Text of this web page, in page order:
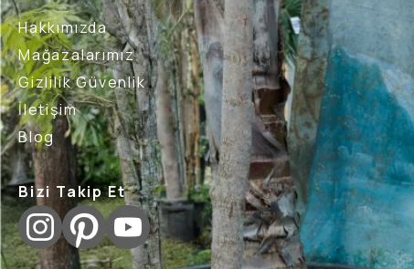
Hakkımızda
Mağazalarımız
Gizlilik Güvenlik
İletişim
Blog
Bizi Takip Et